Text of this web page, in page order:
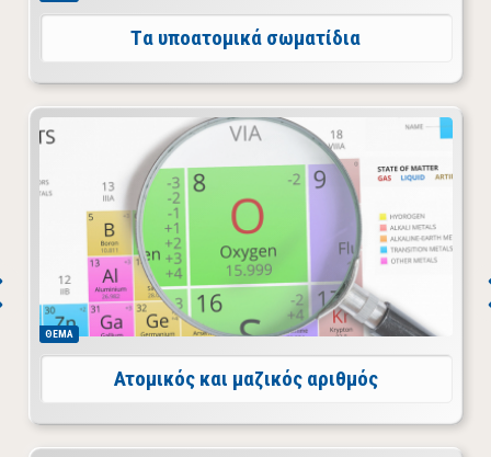
Tα υποατομικά σωματίδια
Για τον πλήρη χαρακτηρισμό ενός ατόμου απαιτούνται
ο ατομικός αριθμός Ζ που δηλώνει το πλήθος των
πρωτονίων του και ο μαζικός αριθμός Α που είναι το
άθροισμα των πρωτονίων και νετρονίων.
ΘΕΜΑ
Ατομικός και μαζικός αριθμός